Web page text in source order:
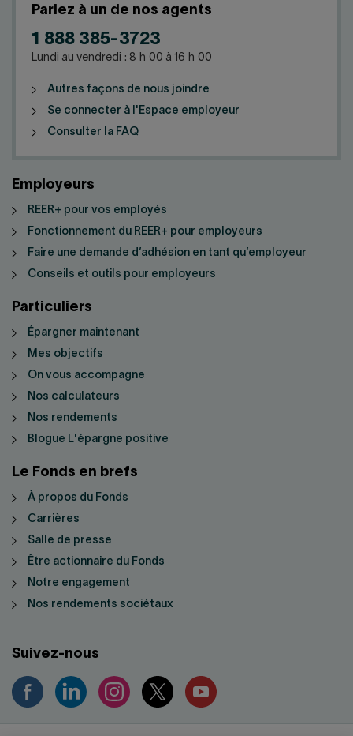
Parlez à un de nos agents
1 888 385-3723
Lundi au vendredi : 8 h 00 à 16 h 00
Autres façons de nous joindre
Se connecter à l'Espace employeur
Consulter la FAQ
Employeurs
REER+ pour vos employés
Fonctionnement du REER+ pour employeurs
Faire une demande d’adhésion en tant qu’employeur
Conseils et outils pour employeurs
Particuliers
Épargner maintenant
Mes objectifs
On vous accompagne
Nos calculateurs
Nos rendements
Blogue L'épargne positive
Le Fonds en brefs
À propos du Fonds
Carrières
Salle de presse
Être actionnaire du Fonds
Notre engagement
Nos rendements sociétaux
Suivez-nous